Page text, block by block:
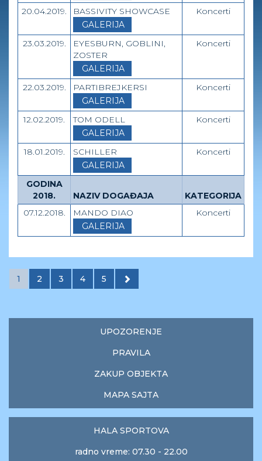
20.04.2019.
BASSIVITY SHOWCASE
GALERIJA
Koncerti
23.03.2019.
EYESBURN, GOBLINI,
ZOSTER
GALERIJA
Koncerti
22.03.2019.
PARTIBREJKERSI
GALERIJA
Koncerti
12.02.2019.
TOM ODELL
GALERIJA
Koncerti
18.01.2019.
SCHILLER
GALERIJA
Koncerti
GODINA
2018.
NAZIV DOGAĐAJA
KATEGORIJA
07.12.2018.
MANDO DIAO
GALERIJA
Koncerti
1 2 3 4 5
UPOZORENJE
PRAVILA
ZAKUP OBJEKTA
MAPA SAJTA
HALA SPORTOVA
radno vreme: 07.30 - 22.00